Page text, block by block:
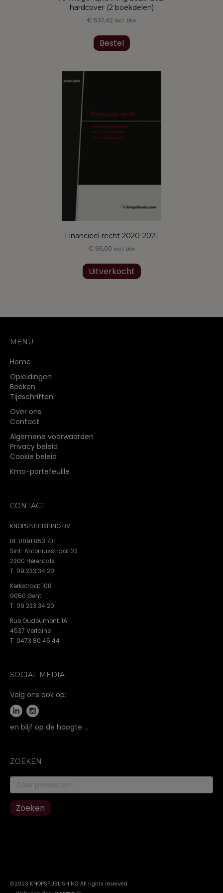
hardcover (2 boekdelen)
€ 537,42 incl. btw
Bestel
Financieel recht 2020-2021
€ 96,00 incl. btw
Uitverkocht
MENU
Home
Opleidingen
Boeken
Tijdschriften
Over ons
Contact
Algemene voorwaarden
Privacy beleid
Cookie beleid
Kmo-portefeuille
CONTACT
KNOPSPUBLISHING BV
BE 0891.853.731
Sint-Antoniusstraat 22
2200 Herentals
T. 09 233 34 20
Kerkstraat 108
9050 Gent
T. 09 233 34 20
Rue Oudoumont, 1A
4537 Verlaine
T. 0473 80 45 44
SOCIAL MEDIA
Volg ons ook op:
en blijf op de hoogte …
ZOEKEN
Zoeken
naar:
Zoeken
©2023 KNOPSPUBLISHING All rights reserved.